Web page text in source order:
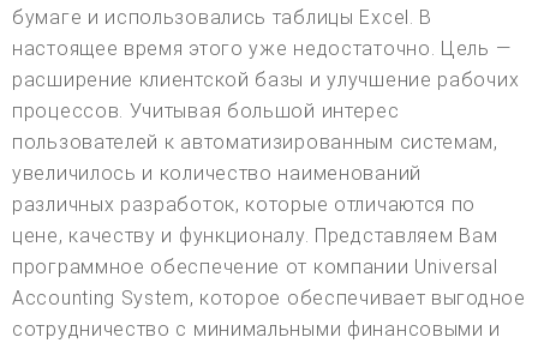
бумаге и использовались таблицы Excel. В
настоящее время этого уже недостаточно. Цель —
расширение клиентской базы и улучшение рабочих
процессов. Учитывая большой интерес
пользователей к автоматизированным системам,
увеличилось и количество наименований
различных разработок, которые отличаются по
цене, качеству и функционалу. Представляем Вам
программное обеспечение от компании Universal
Accounting System, которое обеспечивает выгодное
сотрудничество с минимальными финансовыми и